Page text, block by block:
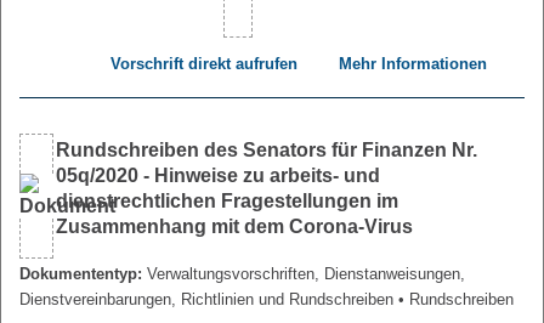
Vorschrift direkt aufrufen Mehr Informationen
Rundschreiben des Senators für Finanzen Nr.
05q/2020 - Hinweise zu arbeits- und
dienstrechtlichen Fragestellungen im
Zusammenhang mit dem Corona-Virus
Dokumententyp: Verwaltungsvorschriften, Dienstanweisungen,
Dienstvereinbarungen, Richtlinien und Rundschreiben • Rundschreiben